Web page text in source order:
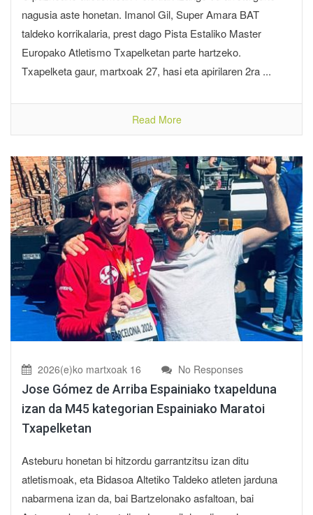
nagusia aste honetan. Imanol Gil, Super Amara BAT
taldeko korrikalaria, prest dago Pista Estaliko Master
Europako Atletismo Txapelketan parte hartzeko.
Txapelketa gaur, martxoak 27, hasi eta apirilaren 2ra ...
Read More
2026(e)ko martxoak 16 No Responses
Jose Gómez de Arriba Espainiako txapelduna
izan da M45 kategorian Espainiako Maratoi
Txapelketan
Asteburu honetan bi hitzordu garrantzitsu izan ditu
atletismoak, eta Bidasoa Altetiko Taldeko atleten jarduna
nabarmena izan da, bai Bartzelonako asfaltoan, bai